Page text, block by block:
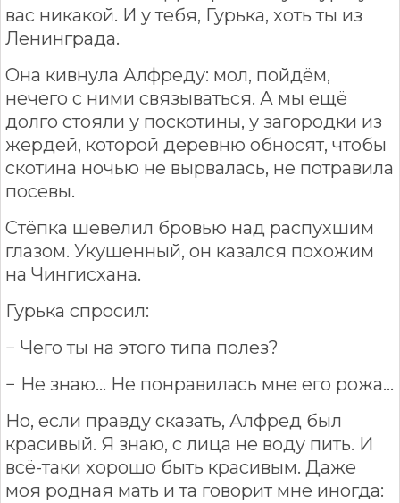
вас никакой. И у тебя, Гурька, хоть ты из
Ленинграда.
Она кивнула Алфреду: мол, пойдём,
нечего с ними связываться. А мы ещё
долго стояли у поскотины, у загородки из
жердей, которой деревню обносят, чтобы
скотина ночью не вырвалась, не потравила
посевы.
Стёпка шевелил бровью над распухшим
глазом. Укушенный, он казался похожим
на Чингисхана.
Гурька спросил:
− Чего ты на этого типа полез?
− Не знаю... Не понравилась мне его рожа...
Но, если правду сказать, Алфред был
красивый. Я знаю, с лица не воду пить. И
всё-таки хорошо быть красивым. Даже
моя родная мать и та говорит мне иногда: